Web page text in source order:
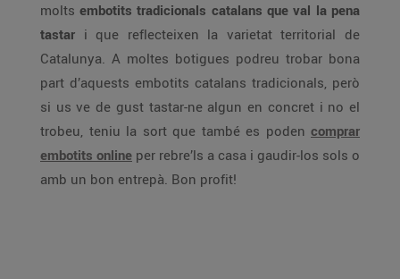
molts embotits tradicionals catalans que val la pena
tastar i que reflecteixen la varietat territorial de
Catalunya. A moltes botigues podreu trobar bona
part d’aquests embotits catalans tradicionals, però
si us ve de gust tastar-ne algun en concret i no el
trobeu, teniu la sort que també es poden comprar
embotits online per rebre’ls a casa i gaudir-los sols o
amb un bon entrepà. Bon profit!